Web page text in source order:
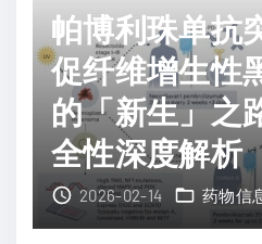
研
究
深
度
解
析
"
新
突
破
，
F
D
A
批
瘤
(
M
C
L
)
治
帕博利珠单抗
促纤维增生性
的「新生」之
全性深度解析
2026-02-14 药物信